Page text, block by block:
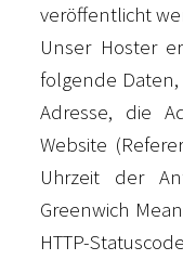
veröffentlicht
Unser Hoster
folgende
Adresse, die
Website
Uhrzeit der
Greenwich
HTTP-